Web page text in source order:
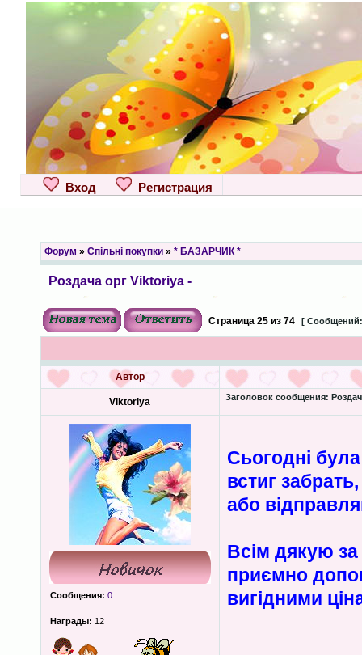
Вход Регистрация
Форум » Спільні покупки» * БАЗАРЧИК *
Роздача орг Viktoriya -
Страница 25из 74 [
Автор
Viktoriya Заголовок сообщения:
Сообщения: 0
Награды: 12
Сьогодні
встиг
або
Всім дякую за
приємно
вигідними